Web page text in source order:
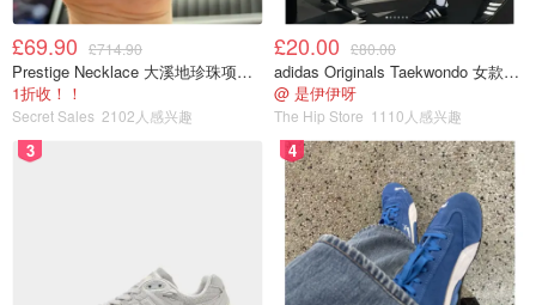
£69.90 £714.90
Prestige Necklace 大溪地珍珠项链 10-11mm
1折收！！
Secret Sales 2102人感兴趣
£20.00 £80.00
adidas Originals Taekwondo 女款黑色运动鞋
@ 是伊伊呀
The Hip Store 1110人感兴趣
3 4